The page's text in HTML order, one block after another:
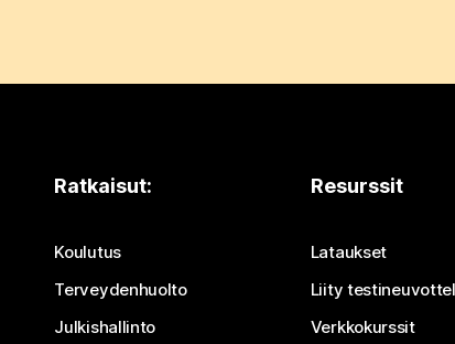
Ratkaisut:
Koulutus
Terveydenhuolto
Julkishallinto
Resurssit
Lataukset
Liity
Verkkokurssit